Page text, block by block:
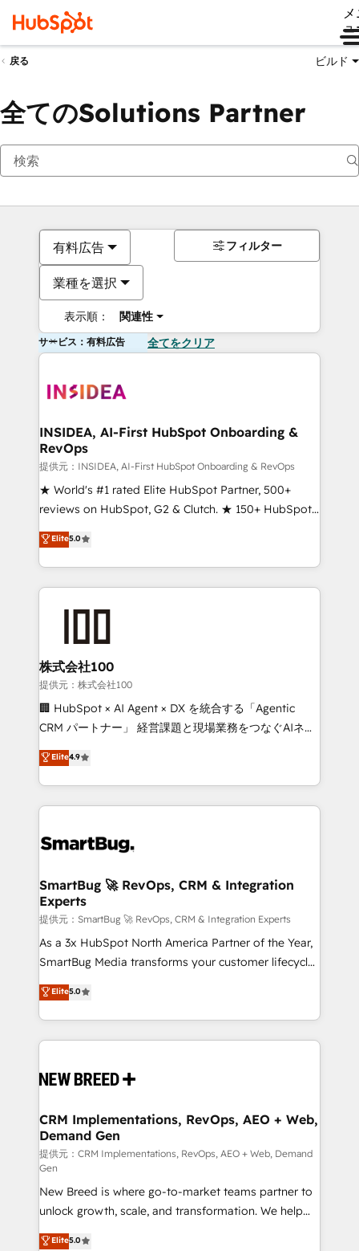
ュ
戻る ビルド
全てのSolutions Partner
有料広告
業種を選択
表示順： 関連性
フィルター
サービス：有料広告 全てをクリア
INSIDEA, AI-First HubSpot Onboarding &
RevOps
提供元：INSIDEA, AI-First HubSpot Onboarding & RevOps
★ World's #1 rated Elite HubSpot Partner, 500+
reviews on HubSpot, G2 & Clutch. ★ 150+ HubSpot
Certified Experts & Trainers across the team ★
1,500+ implementations across five continents ★ AI-
First, RevOps-led, Onboarding obsessed ★
Company of the Year 2024/25 INSIDEA helps
and build AI-powered workflows that drive adoption
from week one, in your time zone. What we do ➤
Onboarding: Live in weeks, with workflows built
around your business, not a template. ➤ Migration:
Move from any legacy CRM. Zero downtime, full data
run your revenue process. Sales, marketing, and
service wired together. ➤ AI and Integrations: Layer
tune-ups, feature rollouts, adoption coaching. Buying
HubSpot, switching to it, or reviving a stale portal?
We are built for the work.
Elite5.0
株式会社100
提供元：株式会社100
🏢 HubSpot × AI Agent × DX を統合する「Agentic
CRM パートナー」 経営課題と現場業務をつなぐAIネイ
ティブ・エージェンシーとして、HubSpot Eliteの実装
力で顧客フロント業務を再設計します。 💡 100inc は何
をする会社か？ HubSpotを共通基盤に、AIエージェン
トを組み込んだ顧客フロント業務（マーケティング・営
ィブ・エージェンシーです。事業部・グループ会社・部
を、CRMを軸とした全社共通基盤に再構築します。意
思決定者・PMO・現場担当者に並走します。 1️⃣
HubSpot導入・活用支援 顧客データの一元化から、
GTMの見える化・自動化まで。全Hub統合運用、デー
タ品質設計、グループ横断のCRM統合に対応します。
の一部をAIが自律実行する組織への移行を設計・実装。
Breeze・Claude等をHubSpotと連携させ、役割定義・
革を、構想から実装・定着までPMOとして主導。「設
の統合・浸透・変革管理を実行します。 ▸ CMS戦略設
計・構築：リード獲得・CVR・SEOを前提にした情報設
計・導線設計・テンプレート設計をContent Hubで一体
提供。 ▸ 既存CRM・MAからの移行支援：Salesforce・
Marketo・Pardot等からの移行、カスタム設計、履歴
データ移行と活用設計まで。 ▸ AEO対応：ChatGPT・
ンツとサイト構造を最適化。 🏆 なぜ100incを選ぶの
Elite4.9
SmartBug 🚀 RevOps, CRM & Integration
Experts
提供元：SmartBug 🚀 RevOps, CRM & Integration Experts
As a 3x HubSpot North America Partner of the Year,
SmartBug Media transforms your customer lifecycle
into a revenue engine. Our unified ecosystem
includes specialized divisions Globalia (AI &
Software) and Point Success Media (Paid Media),
making this the official home for all three brands. 🔄
and system integrations powered by Globalia’s
trainers to drive platform adoption. 📈 Revenue
Generation - Full-funnel marketing and high-
performance advertising via Point Success Media. -
Expert deployment of Breeze AI and custom agents
to automate growth. 🏆 Elite Excellence - 8 platform
accreditations and deep HIPAA-compliance
expertise. - A team of 250+ experts dedicated to
Elite5.0
CRM Implementations, RevOps, AEO + Web,
Demand Gen
提供元：CRM Implementations, RevOps, AEO + Web, Demand
Gen
New Breed is where go-to-market teams partner to
unlock growth, scale, and transformation. We help
companies activate HubSpot’s AI-powered
Elite5.0